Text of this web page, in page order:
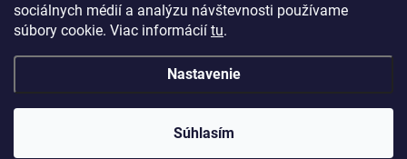
sociálnych médií a analýzu návštevnosti používame
súbory cookie. Viac informácií tu.
Nastavenie
Súhlasím